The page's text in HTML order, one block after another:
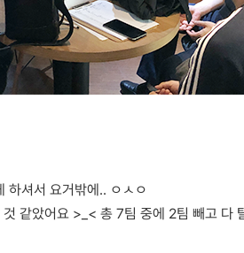
하셔서 요거밖에.. ㅇㅅㅇ
같았어요 >_< 총 7팀 중에 2팀 빼고 다